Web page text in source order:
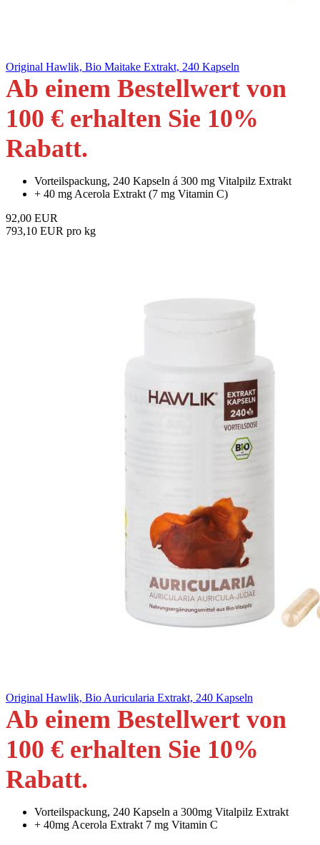
Original Hawlik, Bio Maitake Extrakt, 240 Kapseln
Ab einem Bestellwert von
100 € erhalten Sie 10%
Rabatt.
Vorteilspackung, 240 Kapseln á 300 mg Vitalpilz Extrakt
+ 40 mg Acerola Extrakt (7 mg Vitamin C)
92,00 EUR
793,10 EUR pro kg
Original Hawlik, Bio Auricularia Extrakt, 240 Kapseln
Ab einem Bestellwert von
100 € erhalten Sie 10%
Rabatt.
Vorteilspackung, 240 Kapseln a 300mg Vitalpilz Extrakt
+ 40mg Acerola Extrakt 7 mg Vitamin C